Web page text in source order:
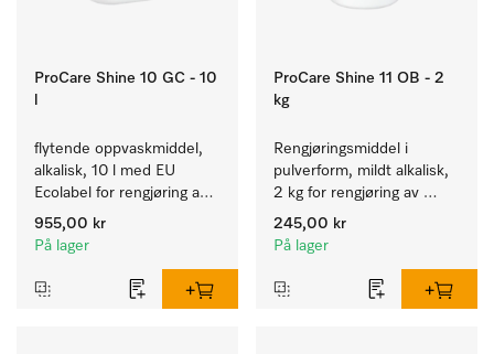
ProCare Shine 10 GC - 10
flytende oppvaskmiddel,
alkalisk, 10 l med EU
Ecolabel for rengjøring av
daglig smuss på servise,
bestikk og glass.
955,00 kr
På lager
ProCare Shine 11 OB - 2
kg
Rengjøringsmiddel i
pulverform, mildt alkalisk,
2 kg for rengjøring av
sterkt tilsmusset servise,
bestikk og glass.
245,00 kr
På lager